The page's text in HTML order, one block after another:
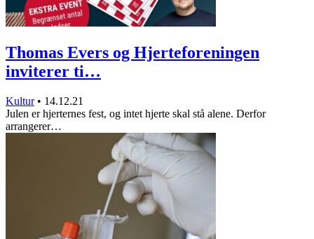
Thomas Evers og Hjerteforeningen
inviterer ti…
Kultur • 14.12.21
Julen er hjerternes fest, og intet hjerte skal stå alene. Derfor
arrangerer…